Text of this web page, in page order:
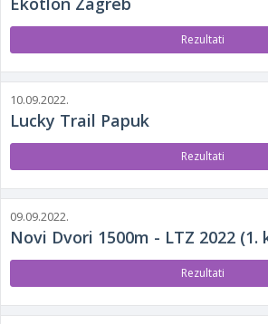
Rezultati
10.09.2022.
Lucky Trail Papuk
Rezultati
09.09.2022.
Novi Dvori 1500m - LTZ 2022 (1.
Rezultati